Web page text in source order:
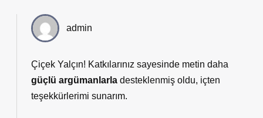
admin
Çiçek Yalçın! Katkılarınız sayesinde metin daha
güçlü argümanlarla desteklenmiş oldu, içten
teşekkürlerimi sunarım.